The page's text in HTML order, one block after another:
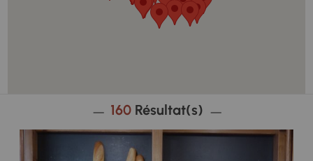
LOUEUR DE MATÉRIEL DE SPORT
160Résultat(s)